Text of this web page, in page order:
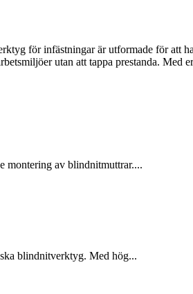
för infästningar är utformade för att
utan att tappa prestanda. Med
montering av blindnitmuttrar....
blindnitverktyg. Med hög...